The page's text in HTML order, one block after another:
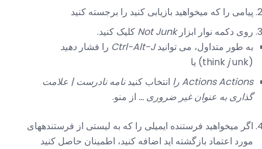
پیامی را که میخواهید بازیابی کنید را برجسته کنید
روی دکمه نوار ابزارNot Junk کلیک کنید.
به طور متداول، می توانیدCtrl-Alt-J را فشار دهید
(think
junk) یا
Actions Actions را
انتخاب کنیدنامه نادرست | علامت
گذاری به عنوان غیر ضروری ... از منو.
اگر میخواهید فرستنده ایمیلی را که به لیستی از فرستندههای
مورد اعتماد بازگشته اید اضافه کنید، اطمینان حاصل کنید